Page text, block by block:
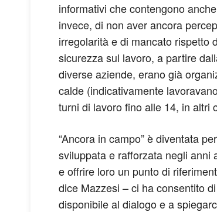
informativi che contengono
invece, di non aver ancora
irregolarità e di mancato rispetto
sicurezza sul lavoro, a partire
diverse aziende, erano già
calde (indicativamente
turni di lavoro fino alle 14, in altri
“Ancora in campo” è diventata
sviluppata e rafforzata negli anni
e offrire loro un punto di
dice Mazzesi – ci ha consentito
disponibile al dialogo e a